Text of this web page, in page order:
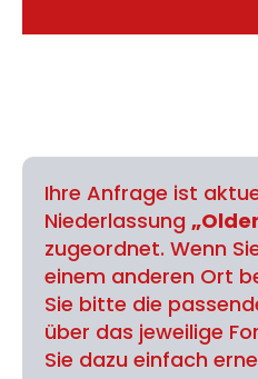
Ihre Anfrage ist
Niederlassung
zugeordnet. Wenn
einem anderen Ort
Sie bitte die
über das jeweilige
Sie dazu einfach